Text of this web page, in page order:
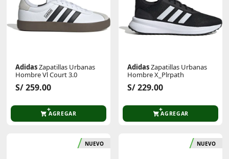
AdidasZapatillas Urbanas
Hombre Vl Court 3.0
S/ 259.00
AGREGAR
AdidasZapatillas Urbanas
Hombre X_Plrpath
S/ 229.00
AGREGAR
NUEVO NUEVO